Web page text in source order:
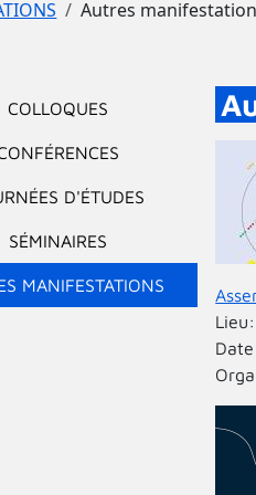
Autres
COLLOQUES
D'ÉTUDES
SÉMINAIRES
MANIFESTATIONS